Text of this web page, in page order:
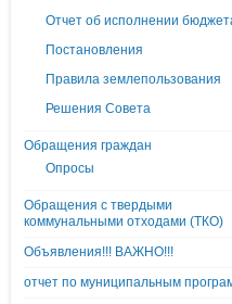
Отчет об исполнении
Постановления
Правила землепользования
Решения Совета
Обращения граждан
Опросы
Обращения с твердыми
коммунальными отходами (ТКО)
Объявления!!! ВАЖНО!!!
отчет по муниципальным